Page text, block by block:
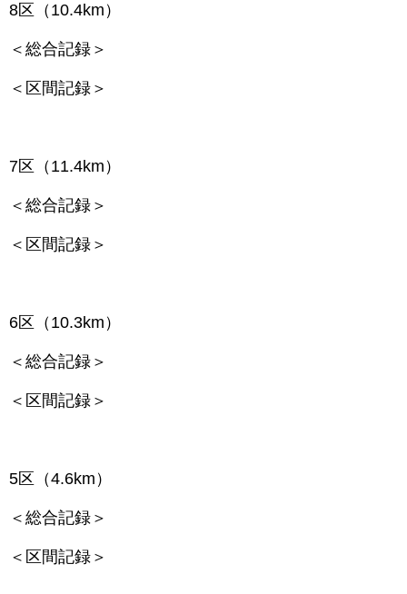
8区（10.4km）
＜総合記録＞
＜区間記録＞
7区（11.4km）
＜総合記録＞
＜区間記録＞
6区（10.3km）
＜総合記録＞
＜区間記録＞
5区（4.6km）
＜総合記録＞
＜区間記録＞